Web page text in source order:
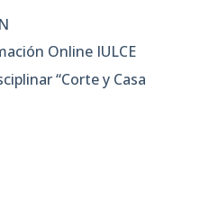
Online IULCE
“Corte y Casa